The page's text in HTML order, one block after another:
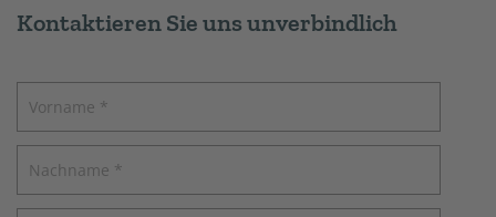
Kontaktieren Sie uns unverbindlich